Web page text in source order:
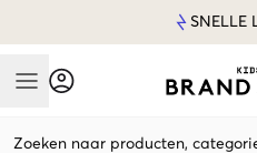
SNELLE
Mobile Menu
Zoeken naar producten,